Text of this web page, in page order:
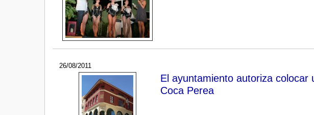
26/08/2011
El ayuntamiento autoriza
Coca Perea